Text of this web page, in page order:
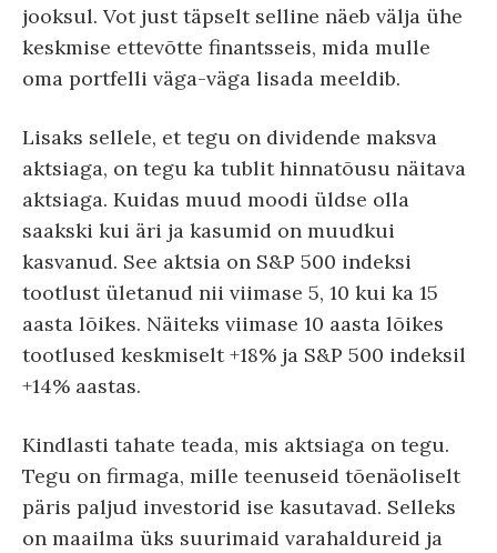
jooksul. Vot just täpselt selline näeb välja ühe
keskmise ettevõtte finantsseis, mida mulle
oma portfelli väga-väga lisada meeldib.
Lisaks sellele, et tegu on dividende maksva
aktsiaga, on tegu ka tublit hinnatõusu näitava
aktsiaga. Kuidas muud moodi üldse olla
saakski kui äri ja kasumid on muudkui
kasvanud. See aktsia on S&P 500 indeksi
tootlust ületanud nii viimase 5, 10 kui ka 15
aasta lõikes. Näiteks viimase 10 aasta lõikes
tootlused keskmiselt +18% ja S&P 500 indeksil
+14% aastas.
Kindlasti tahate teada, mis aktsiaga on tegu.
Tegu on firmaga, mille teenuseid tõenäoliselt
päris paljud investorid ise kasutavad. Selleks
on maailma üks suurimaid varahaldureid ja